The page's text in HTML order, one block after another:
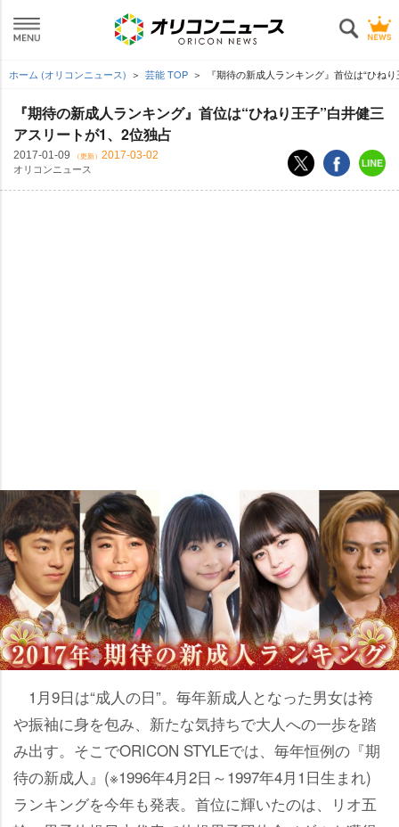
ホーム (オリコンニュース) 芸能 TOP 『期待の新成人ランキング』首位は“ひね
『期待の新成人ランキング』首位は“ひねり王子”白井健三
アスリートが1、2位独占
2017-01-09 （更新） 2017-03-02
オリコンニュース
1月9日は“成人の日”。毎年新成人となった男女は袴
振袖に身を包み、新たな気持ちで大人への一歩を踏
み出す。そこでORICON STYLEでは、毎年恒例の『期
待の新成人』(※1996年4月2日～1997年4月1日生まれ)
ランキングを今年も発表。首位に輝いたのは、リオ五